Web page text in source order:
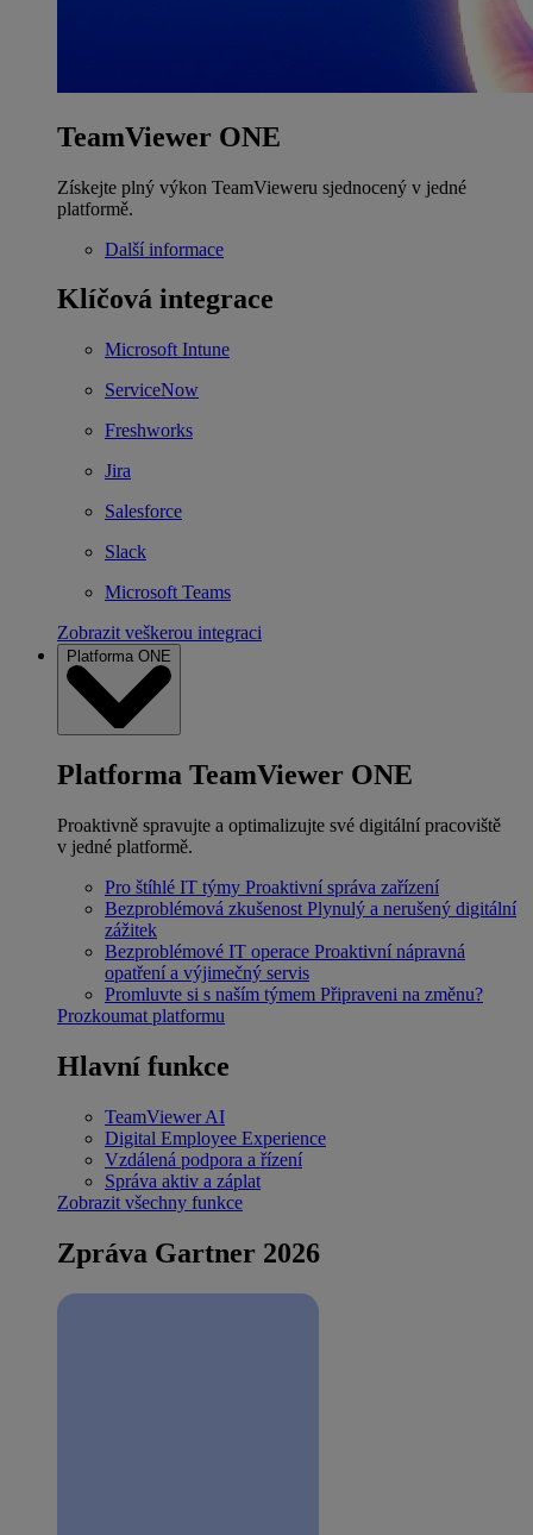
TeamViewer ONE
Získejte plný výkon TeamVieweru sjednocený v jedné
platformě.
Další informace
Klíčová integrace
Microsoft Intune
ServiceNow
Freshworks
Jira
Salesforce
Slack
Microsoft Teams
Zobrazit veškerou integraci
Platforma ONE
Platforma TeamViewer ONE
Proaktivně spravujte a optimalizujte své digitální pracoviště
v jedné platformě.
Pro štíhlé IT týmy Proaktivní správa zařízení
Bezproblémová zkušenost Plynulý a nerušený digitální
zážitek
Bezproblémové IT operace Proaktivní nápravná
opatření a výjimečný servis
Promluvte si s naším týmem Připraveni na změnu?
Prozkoumat platformu
Hlavní funkce
TeamViewer AI
Digital Employee Experience
Vzdálená podpora a řízení
Správa aktiv a záplat
Zobrazit všechny funkce
Zpráva Gartner 2026